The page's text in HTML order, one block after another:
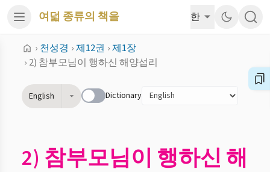
여덟 종류의 책을 한
› 천성경 ›제12권 ›제1장
› 2) 참부모님이 행하신 해양섭리
English Dictionary
2) 참부모님이 행하신 해